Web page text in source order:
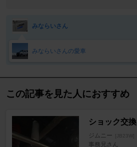
みならいさん
みならいさんの愛車
この記事を見た人におすすめ
ショック交換
ジムニー [JB23W]
事務兄さん